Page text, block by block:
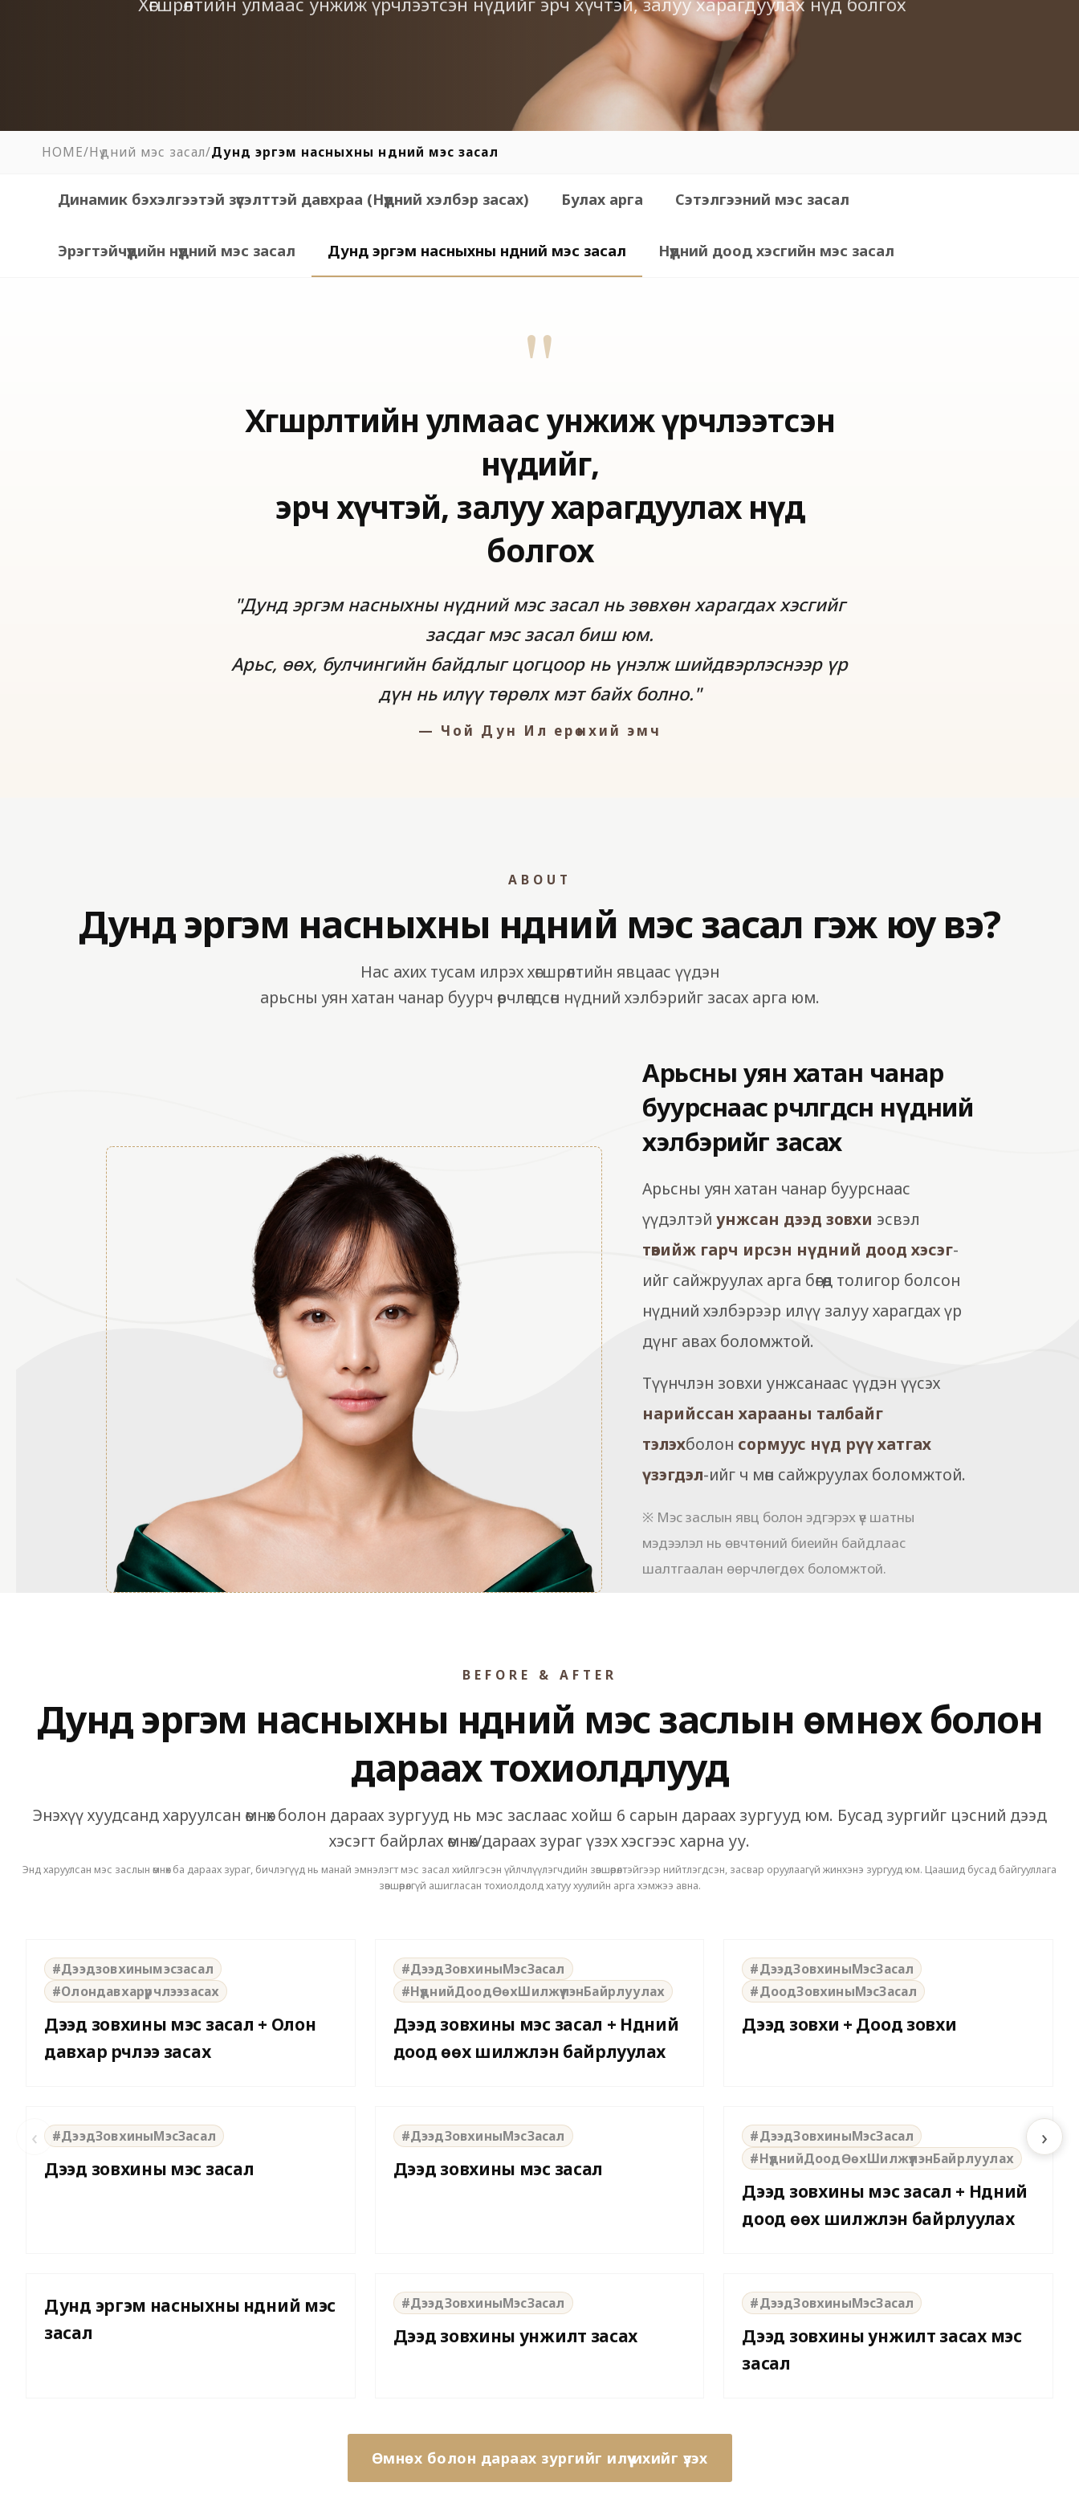
Нүдний доод зовхины мэс
Режуран хийллер
Өмнөх ба дараах GIF
HOME/Нүдний мэс засал/Дунд эргэм насныхны нүдний мэс засал
Динамик бэхэлгээтэй зүсэлттэй давхраа (Нүдний хэлбэр засах) Булах арга Сэтэлгээний мэс засал
Эрэгтэйчүүдийн нүдний мэс засал Дунд эргэм насныхны нүдний мэс засал Нүдний доод хэсгийн мэс засал
"
Хөгшрөлтийн улмаас унжиж үрчлээтсэн
нүдийг,
эрч хүчтэй, залуу харагдуулах нүд
болгох
"Дунд эргэм насныхны нүдний мэс засал нь зөвхөн харагдах хэсгийг
засдаг мэс засал биш юм.
Арьс, өөх, булчингийн байдлыг цогцоор нь үнэлж шийдвэрлэснээр үр
дүн нь илүү төрөлх мэт байх болно."
— Чой Дун Ил ерөнхий эмч
ABOUT
Дунд эргэм насныхны нүдний мэс засал гэж юу вэ?
Нас ахих тусам илрэх хөгшрөлтийн явцаас үүдэн
арьсны уян хатан чанар буурч өөрчлөгдсөн нүдний хэлбэрийг засах арга юм.
Арьсны уян хатан чанар
буурснаас өөрчлөгдсөн нүдний
хэлбэрийг засах
Арьсны уян хатан чанар буурснаас
үүдэлтэй унжсан дээд зовхи эсвэл
төвийж гарч ирсэн нүдний доод хэсэг-
ийг сайжруулах арга бөгөөд толигор болсон
нүдний хэлбэрээр илүү залуу харагдах үр
дүнг авах боломжтой.
Түүнчлэн зовхи унжсанаас үүдэн үүсэх
нарийссан харааны талбайг
тэлэхболон сормуус нүд рүү хатгах
үзэгдэл-ийг ч мөн сайжруулах боломжтой.
※ Мэс заслын явц болон эдгэрэх үе шатны
мэдээлэл нь өвчтөний биеийн байдлаас
шалтгаалан өөрчлөгдөх боломжтой.
BEFORE & AFTER
Дунд эргэм насныхны нүдний мэс заслын өмнөх болон
дараах тохиолдлууд
Энэхүү хуудсанд харуулсан өмнөх болон дараах зургууд нь мэс заслаас хойш 6 сарын дараах зургууд юм. Бусад зургийг цэсний дээд
хэсэгт байрлах өмнөх/дараах зураг үзэх хэсгээс харна уу.
Энд харуулсан мэс заслын өмнөх ба дараах зураг, бичлэгүүд нь манай эмнэлэгт мэс засал хийлгэсэн үйлчлүүлэгчдийн зөвшөөрөлтэйгээр нийтлэгдсэн, засвар оруулаагүй жинхэнэ зургууд юм. Цаашид бусад байгууллага
зөвшөөрөлгүй ашигласан тохиолдолд хатуу хуулийн арга хэмжээ авна.
‹ ›
BEFORE
#Дээдзовхинымэсзасал
#Олондавхарүрчлээзасах
Дээд зовхины мэс засал + Олон
давхар үрчлээ засах
BEFORE
#ДээдЗовхиныМэсЗасал
Дээд зовхины мэс засал
Дунд эргэм насныхны нүдний мэс
засал
BEFORE
#ДээдЗовхиныМэсЗасал
#НүднийДоодӨөхШилжүүлэнБайрлуулах
Дээд зовхины мэс засал + Нүдний
доод өөх шилжүүлэн байрлуулах
BEFORE
#ДээдЗовхиныМэсЗасал
Дээд зовхины мэс засал
BEFORE
#ДээдЗовхиныМэсЗасал
Дээд зовхины унжилт засах
BEFORE
#ДээдЗовхиныМэсЗасал
#ДоодЗовхиныМэсЗасал
Дээд зовхи + Доод зовхи
BEFORE AFTER
#ДээдЗовхиныМэсЗасал
#НүднийДоодӨөхШилжүүлэнБайрлуулах
Дээд зовхины мэс засал + Нүдний
доод өөх шилжүүлэн байрлуулах
BEFORE
#ДээдЗовхиныМэсЗасал
Дээд зовхины унжилт засах мэс
засал
Өмнөх болон дараах зургийг илүү ихийг үзэх